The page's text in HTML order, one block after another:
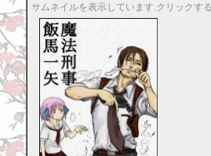
サムネイルを表示しています.クリックす